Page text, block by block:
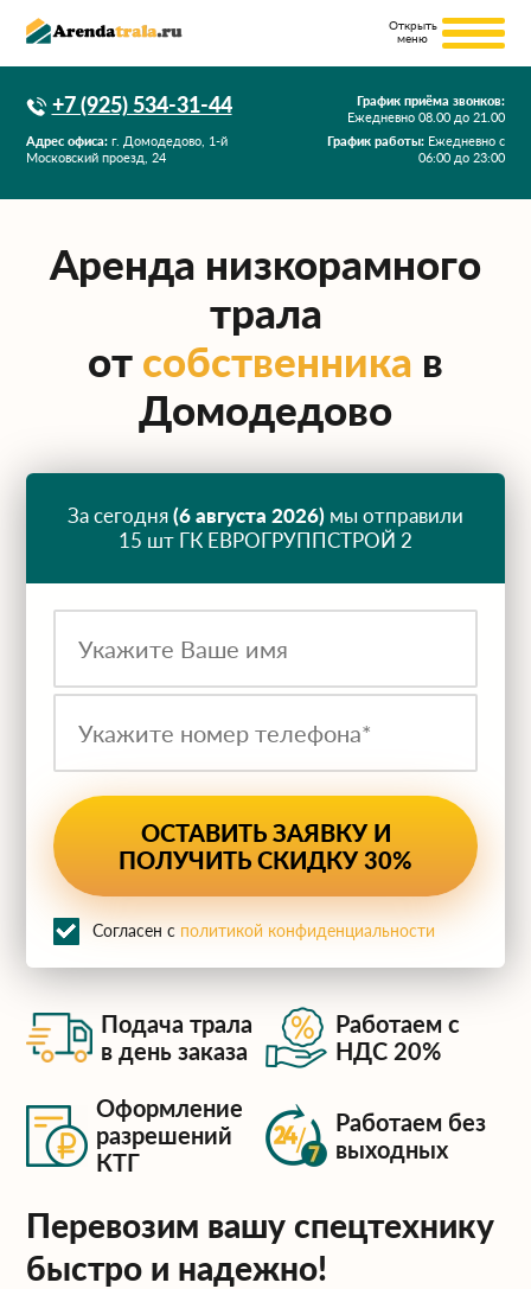
+7 (925) 534-31-44
Адрес офиса: г. Домодедово, 1-й
Московский проезд, 24
График приёма звонков:
Ежедневно 08.00 до 21.00
График работы: Ежедневно с
06:00 до 23:00
Аренда низкорамного
трала
от собственника в
Домодедово
Подача трала
в день заказа
Работаем с
НДС 20%
Оформление
разрешений
КТГ
Работаем без
выходных
За сегодня(6 августа 2026) мы отправили
15 шт ГК ЕВРОГРУППСТРОЙ 2
Согласен с политикой конфиденциальности
Перевозим вашу спецтехнику
быстро и надежно!